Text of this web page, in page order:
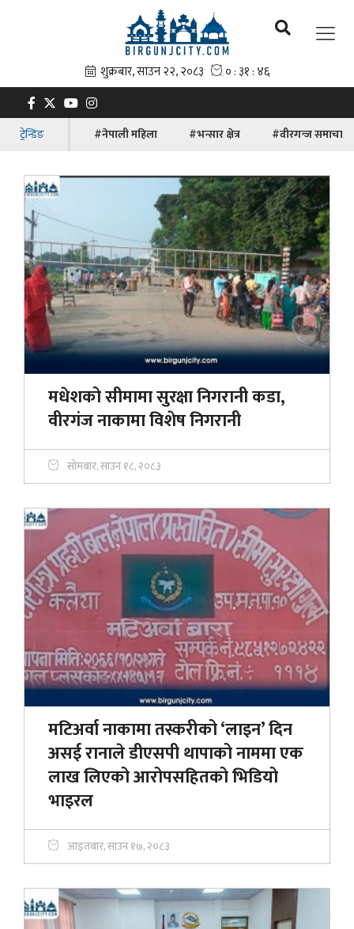
ट्रेन्डिङ #नेपाली महिला #भन्सार क्षेत्र #वीरगन्ज समाचार
मधेशको सीमामा सुरक्षा निगरानी कडा,
वीरगंज नाकामा विशेष निगरानी
सोमबार, साउन १८, २०८३
मटिअर्वा नाकामा तस्करीको ‘लाइन’ दिन
असई रानाले डीएसपी थापाको नाममा एक
लाख लिएको आरोपसहितको भिडियो
भाइरल
आइतबार, साउन १७, २०८३